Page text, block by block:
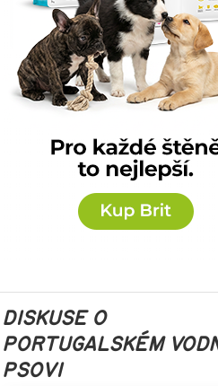
DISKUSE O
PORTUGALSKÉM
PSOVI